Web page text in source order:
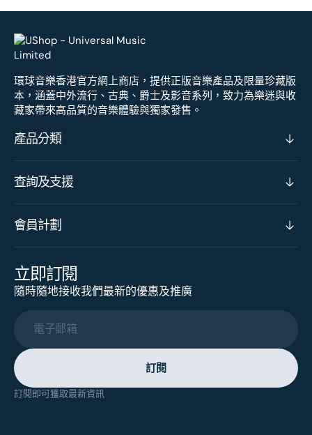
環球音樂香港官方網上商店，提供正版音樂產品及限量珍藏版
本，涵蓋中外流行、古典、爵士及影音系列，致力為樂迷與收
藏家帶來高品質的音樂體驗與獨家發售。
產品分類
查詢及支援
會員計劃
立即訂閱
隨時隨地接收我們最新的優惠及推廣
電子郵箱
訂閱
訂閱即可獲取最新資訊